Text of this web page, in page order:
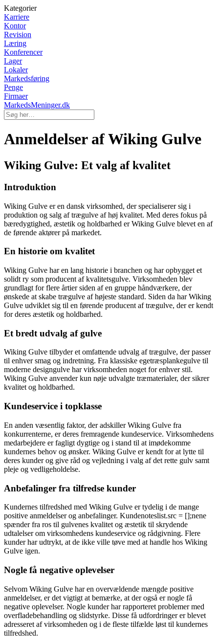
Kategorier
Karriere
Kontor
Revision
Læring
Konferencer
Lager
Lokaler
Markedsføring
Penge
Firmaer
MarkedsMeninger.dk
Anmeldelser af Wiking Gulve
Wiking Gulve: Et valg af kvalitet
Introduktion
Wiking Gulve er en dansk virksomhed, der specialiserer sig i
produktion og salg af trægulve af høj kvalitet. Med deres fokus på
bæredygtighed, æstetik og holdbarhed er Wiking Gulve blevet en af
de førende aktører på markedet.
En historie om kvalitet
Wiking Gulve har en lang historie i branchen og har opbygget et
solidt ry som producent af kvalitetsgulve. Virksomheden blev
grundlagt for flere årtier siden af en gruppe håndværkere, der
ønskede at skabe trægulve af højeste standard. Siden da har Wiking
Gulve udviklet sig til en førende producent af trægulve, der er kendt
for deres æstetik og holdbarhed.
Et bredt udvalg af gulve
Wiking Gulve tilbyder et omfattende udvalg af trægulve, der passer
til enhver smag og indretning. Fra klassiske egetræsplankegulve til
moderne designgulve har virksomheden noget for enhver stil.
Wiking Gulve anvender kun nøje udvalgte træmaterialer, der sikrer
kvalitet og holdbarhed.
Kundeservice i topklasse
En anden væsentlig faktor, der adskiller Wiking Gulve fra
konkurrenterne, er deres fremragende kundeservice. Virksomhedens
medarbejdere er fagligt dygtige og i stand til at imødekomme
kundernes behov og ønsker. Wiking Gulve er kendt for at lytte til
deres kunder og give råd og vejledning i valg af det rette gulv samt
pleje og vedligeholdelse.
Anbefalinger fra tilfredse kunder
Kundernes tilfredshed med Wiking Gulve er tydelig i de mange
positive anmeldelser og anbefalinger. Kundenoteslist.src = [];nene
spænder fra ros til gulvenes kvalitet og æstetik til skrydende
udtalelser om virksomhedens kundeservice og rådgivning. Flere
kunder har udtrykt, at de ikke ville tøve med at handle hos Wiking
Gulve igen.
Nogle få negative oplevelser
Selvom Wiking Gulve har en overvældende mængde positive
anmeldelser, er det vigtigt at bemærke, at der også er nogle få
negative oplevelser. Nogle kunder har rapporteret problemer med
overfladebehandling og slidstyrke. Disse få udfordringer er blevet
adresseret af virksomheden og i de fleste tilfælde løst til kundernes
tilfredshed.